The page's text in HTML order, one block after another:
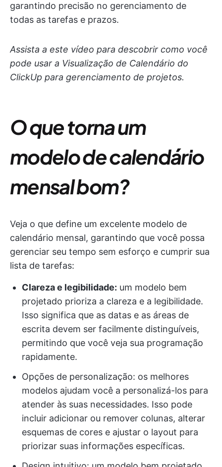
garantindo precisão no gerenciamento de
todas as tarefas e prazos.
Assista a este vídeo para descobrir como você
pode usar a Visualização de Calendário do
ClickUp para gerenciamento de projetos.
O que torna um
modelo de calendário
mensal bom?
Veja o que define um excelente modelo de
calendário mensal, garantindo que você possa
gerenciar seu tempo sem esforço e cumprir sua
lista de tarefas:
Clareza e legibilidade: um modelo bem
projetado prioriza a clareza e a legibilidade.
Isso significa que as datas e as áreas de
escrita devem ser facilmente distinguíveis,
permitindo que você veja sua programação
rapidamente.
Opções de personalização: os melhores
modelos ajudam você a personalizá-los para
atender às suas necessidades. Isso pode
incluir adicionar ou remover colunas, alterar
esquemas de cores e ajustar o layout para
priorizar suas informações específicas.